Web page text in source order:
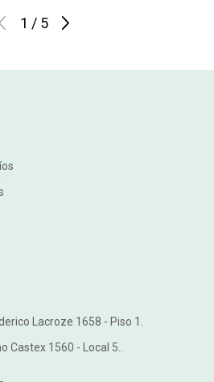
1 / 5
Lacroze 1658 - Piso 1.
Castex 1560 - Local 5..